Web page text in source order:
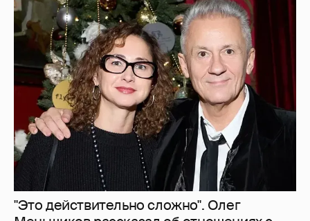
"Это действительно сложно". Олег
Меньшиков рассказал об отношениях с
женой с разницей в возрасте в 22 года